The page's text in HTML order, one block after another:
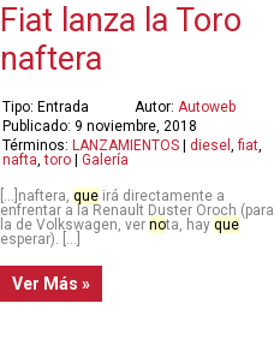
Fiat lanza la Toro
naftera
Tipo: Entrada Autor: Autoweb
Publicado: 9 noviembre, 2018
Términos: LANZAMIENTOS| diesel ,fiat,
nafta,toro| Galería
[…]naftera, queirá directamente a
enfrentar a la Renault Duster Oroch (para
la de Volkswagen, ver nota, hay que
esperar). […]
Ver Más »